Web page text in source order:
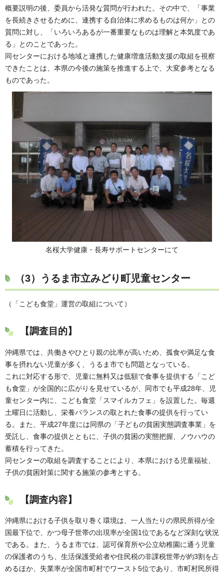
概要説明の後、委員から活発な質問が行われた。その中で、「事業
を長続きさせるために、連携する自治体に求めるものは何か」との
質問に対し、「いろいろあるが一番重要なものは理解と本気度であ
る」とのことであった。
同センターにおける地域と連携した健康増進活動支援の取組を視察
できたことは、本県の今後の施策を推進する上で、大変参考となる
ものであった。
名桜大学健康・長寿サポートセンターにて
（3） うるま市立みどり町児童センター
（「こども食堂」運営の取組について）
【調査目的】
沖縄県では、共働きやひとり親の比率が高いため、孤食や満足な食
事を摂れない児童が多く、うるま市でも問題となっている。
これに対応する形で、児童に無料又は低額で食事を提供する「こど
も食堂」が全国的に広がりを見せているが、同市でも平成28年、児
童センター内に、こども食堂「スマイルカフェ」を設置した。毎週
土曜日に活動し、栄養バランスの取とれた食事の提供を行ってい
る。また、平成27年度には同県の「子どもの貧困実態調査事業」を
受託し、食事の提供とともに、子供の貧困の実態把握、ノウハウの
蓄積を行ってきた。
同センターの取組を調査することにより、本県における児童福祉、
子供の貧困対策に関する施策の参考とする。
【調査内容】
沖縄県における子供を取り巻く環境は、一人当たりの県民所得が全
国最下位で、かつ母子世帯の出現率が全国1位であるなど深刻な状況
である。また、うるま市では、認可保育所や公立幼稚園に通う児童
の保護者のうち、生活保護受給者や住民税の非課税世帯が約3割を占
めるほか、失業率が全国市町村でワースト5位であり、市町村民所得